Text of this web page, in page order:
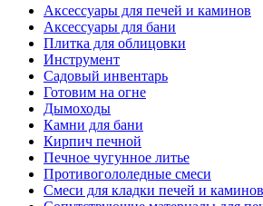
Аксессуары для печей и каминов
Аксессуары для бани
Плитка для облицовки
Инструмент
Садовый инвентарь
Готовим на огне
Дымоходы
Камни для бани
Кирпич печной
Печное чугунное литье
Противогололедные смеси
Смеси для кладки печей и каминов